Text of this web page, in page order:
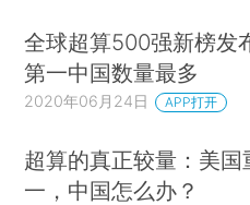
全球超算500强新榜发
第一中国数量最多
2020年06月24日 APP打开
超算的真正较量：美国
一，中国怎么办？